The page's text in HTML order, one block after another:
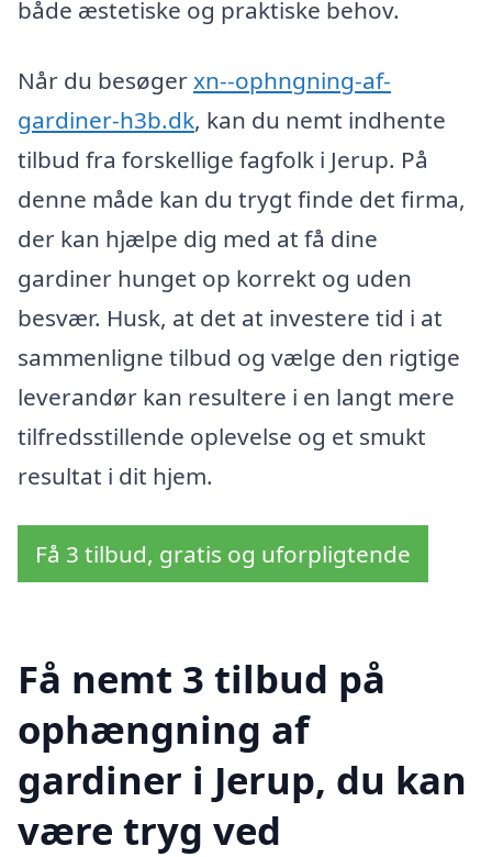
både æstetiske og praktiske behov.
Når du besøgerxn--ophngning-af-
gardiner-h3b.dk, kan du nemt indhente
tilbud fra forskellige fagfolk i Jerup. På
denne måde kan du trygt finde det firma,
der kan hjælpe dig med at få dine
gardiner hunget op korrekt og uden
besvær. Husk, at det at investere tid i at
sammenligne tilbud og vælge den rigtige
leverandør kan resultere i en langt mere
tilfredsstillende oplevelse og et smukt
resultat i dit hjem.
Få 3 tilbud, gratis og uforpligtende
Få nemt 3 tilbud på
ophængning af
gardiner i Jerup, du kan
være tryg ved